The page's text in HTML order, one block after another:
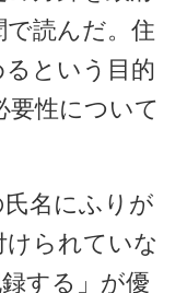
読んだ。住
という目的
要性について
名にふりが
られていな
する」が優